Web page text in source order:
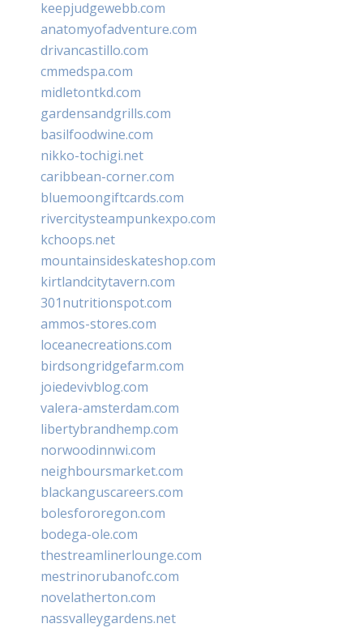
keepjudgewebb.com
anatomyofadventure.com
drivancastillo.com
cmmedspa.com
midletontkd.com
gardensandgrills.com
basilfoodwine.com
nikko-tochigi.net
caribbean-corner.com
bluemoongiftcards.com
rivercitysteampunkexpo.com
kchoops.net
mountainsideskateshop.com
kirtlandcitytavern.com
301nutritionspot.com
ammos-stores.com
loceanecreations.com
birdsongridgefarm.com
joiedevivblog.com
valera-amsterdam.com
libertybrandhemp.com
norwoodinnwi.com
neighboursmarket.com
blackanguscareers.com
bolesfororegon.com
bodega-ole.com
thestreamlinerlounge.com
mestrinorubanofc.com
novelatherton.com
nassvalleygardens.net